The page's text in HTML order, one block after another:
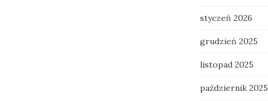
styczeń 2026
grudzień 2025
listopad 2025
październik 2025